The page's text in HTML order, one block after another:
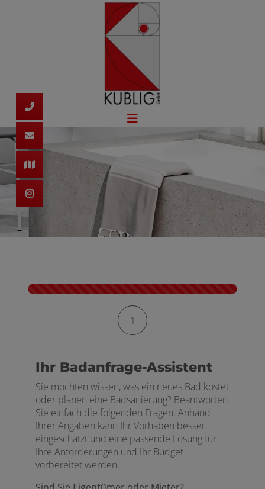
Kontaktformular-Fortschritt
1
Ihr Badanfrage-Assistent
Sie möchten wissen, was ein neues Bad kostet
oder planen eine Badsanierung? Beantworten
Sie einfach die folgenden Fragen. Anhand
Ihrer Angaben kann Ihr Vorhaben besser
eingeschätzt und eine passende Lösung für
Ihre Anforderungen und Ihr Budget
vorbereitet werden.